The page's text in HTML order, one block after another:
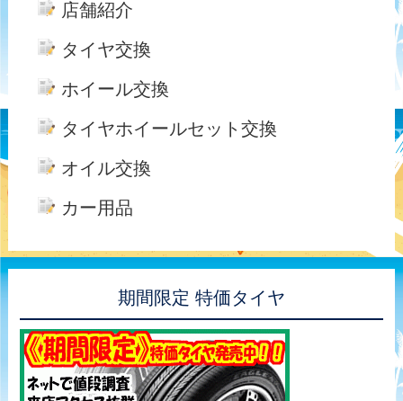
店舗紹介
タイヤ交換
ホイール交換
タイヤホイールセット交換
オイル交換
カー用品
期間限定 特価タイヤ